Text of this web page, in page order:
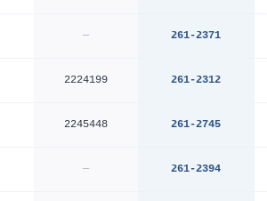
— 261-2371
2224199 261-2312
2245448 261-2745
— 261-2394